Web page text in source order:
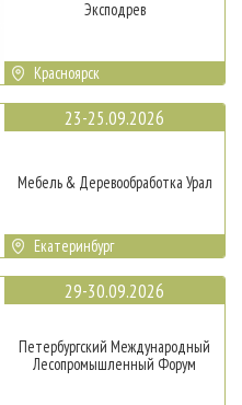
Эксподрев
Красноярск
23-25.09.2026
Мебель & Деревообработка Урал
Екатеринбург
29-30.09.2026
Петербургский Международный
Лесопромышленный Форум